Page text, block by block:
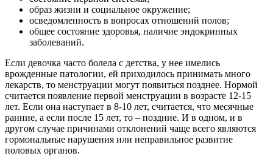
образ жизни и социальное окружение;
осведомленность в вопросах отношений полов;
общее состояние здоровья, наличие эндокринных
заболеваний.
Если девочка часто болела с детства, у нее имелись
врожденные патологии, ей приходилось принимать много
лекарств, то менструации могут появиться позднее. Нормой
считается появление первой менструации в возрасте 12-15
лет. Если она наступает в 8-10 лет, считается, что месячные
ранние, а если после 15 лет, то – поздние. И в одном, и в
другом случае причинами отклонений чаще всего являются
гормональные нарушения или неправильное развитие
половых органов.